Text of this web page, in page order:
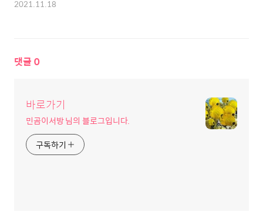
2021.11.18
댓글 0
바로가기
민곰이서방 님의 블로그입니다.
구독하기